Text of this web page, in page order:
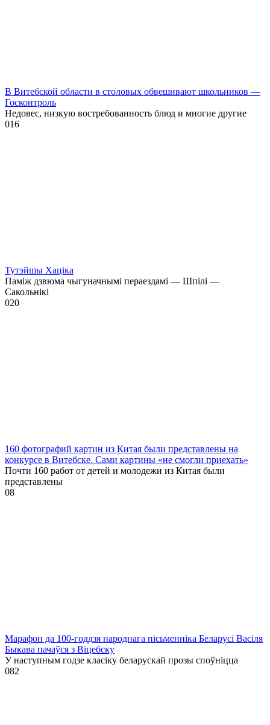
В Витебской области в столовых обвешивают школьников —
Госконтроль
Недовес, низкую востребованность блюд и многие другие
016
Тутэйшы Хаціка
Паміж дзвюма чыгуначнымі пераездамі — Шпілі —
Сакольнікі
020
160 фотографий картин из Китая были представлены на
конкурсе в Витебске. Сами картины «не смогли приехать»
Почти 160 работ от детей и молодежи из Китая были
представлены
08
Марафон да 100-годдзя народнага пісьменніка Беларусі Васіля
Быкава пачаўся з Віцебску
У наступным годзе класіку беларускай прозы споўніцца
082